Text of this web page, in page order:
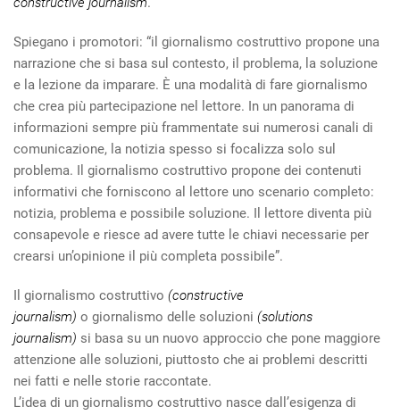
Spiegano i promotori: “il giornalismo costruttivo propone una
narrazione che si basa sul contesto, il problema, la soluzione
e la lezione da imparare. È una modalità di fare giornalismo
che crea più partecipazione nel lettore. In un panorama di
informazioni sempre più frammentate sui numerosi canali di
comunicazione, la notizia spesso si focalizza solo sul
problema. Il giornalismo costruttivo propone dei contenuti
informativi che forniscono al lettore uno scenario completo:
notizia, problema e possibile soluzione. Il lettore diventa più
consapevole e riesce ad avere tutte le chiavi necessarie per
crearsi un’opinione il più completa possibile”.
Il giornalismo costruttivo (constructive
journalism) o giornalismo delle soluzioni (solutions
journalism) si basa su un nuovo approccio che pone maggiore
attenzione alle soluzioni, piuttosto che ai problemi descritti
nei fatti e nelle storie raccontate.
L’idea di un giornalismo costruttivo nasce dall’esigenza di